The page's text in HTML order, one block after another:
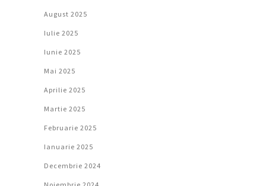
August 2025
Iulie 2025
Iunie 2025
Mai 2025
Aprilie 2025
Martie 2025
Februarie 2025
Ianuarie 2025
Decembrie 2024